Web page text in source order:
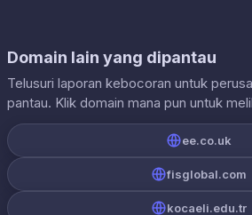
Domain lain yang dipantau
Telusuri laporan kebocoran untuk
pantau. Klik domain mana pun untuk
ee.co.uk
fisglobal.com
kocaeli.edu.tr